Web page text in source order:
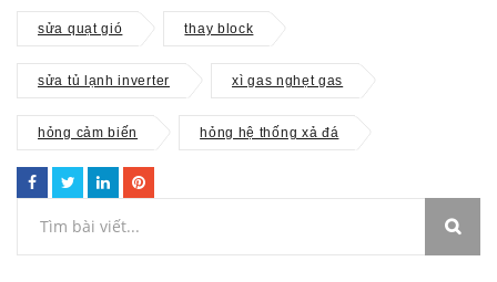
sửa quạt gió thay block
sửa tủ lạnh inverter xì gas nghẹt gas
hỏng cảm biến hỏng hệ thống xả đá